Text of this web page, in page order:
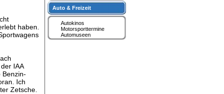
haben.
IAA
Benzin-
Ich
Zetsche.
Auto & Freizeit
Autokinos
Motorsporttermine
Automuseen